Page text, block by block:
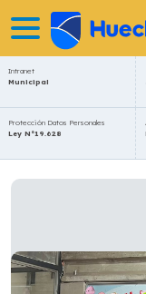
Intranet
Municipal
Protección Datos Personales
Ley N°19.628